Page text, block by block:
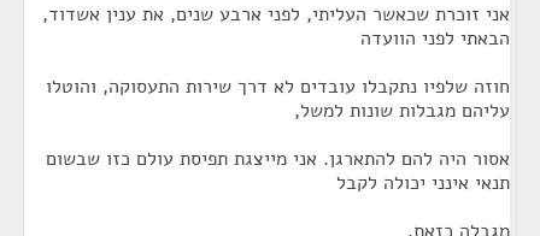
אני זוכרת שכאשר העליתי, לפני ארבע שנים, את ענין אשדוד,
הבאתי לפני הוועדה
חוזה שלפיו נתקבלו עובדים לא דרך שירות התעסוקה, והוטלו
עליהם מגבלות שונות למשל,
אסור היה להם להתארגן. אני מייצגת תפיסת עולם כזו שבשום
תנאי אינני יכולה לקבל